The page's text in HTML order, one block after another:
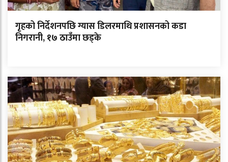
गृहको निर्देशनपछि ग्यास डिलरमाथि प्रशासनको कडा
निगरानी, १७ ठाउँमा छड्के